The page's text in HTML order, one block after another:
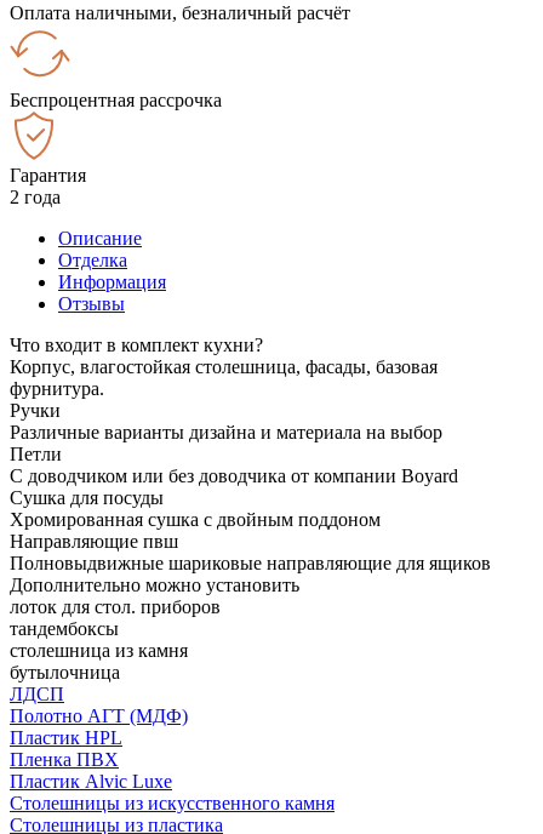
Оплата наличными, безналичный расчёт
Беспроцентная рассрочка
Гарантия
2 года
Описание
Отделка
Информация
Отзывы
Что входит в комплект кухни?
Корпус, влагостойкая столешница, фасады, базовая
фурнитура.
Ручки
Различные варианты дизайна и материала на выбор
Петли
С доводчиком или без доводчика от компании Boyard
Сушка для посуды
Хромированная сушка с двойным поддоном
Направляющие пвш
Полновыдвижные шариковые направляющие для ящиков
Дополнительно можно установить
лоток для стол. приборов
тандембоксы
столешница из камня
бутылочница
ЛДСП
Полотно АГТ (МДФ)
Пластик HPL
Пленка ПВХ
Пластик Alvic Luxe
Столешницы из искусственного камня
Столешницы из пластика